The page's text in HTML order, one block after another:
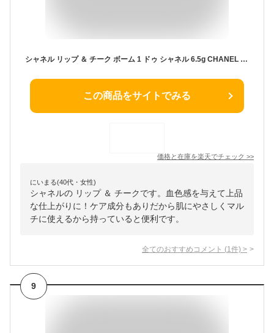
シャネル リップ ＆ チーク ボーム 1 ドゥ シャネル 6.5g CHANEL 口紅 赤 血色 ブラウン リップ＆チーク カラー レッド カメリア 新品 新作 ブランド プレゼント ギフト
この商品をサイトでみる
価格と在庫を楽天でチェック >>
にいまる(40代・女性)
シャネルの リップ ＆ チークです。血色感を与えて上品
な仕上がりに！ケア成分もありだから肌にやさしくマル
チに使えるから持っていると便利です。
全てのおすすめコメント (1 件) >
9